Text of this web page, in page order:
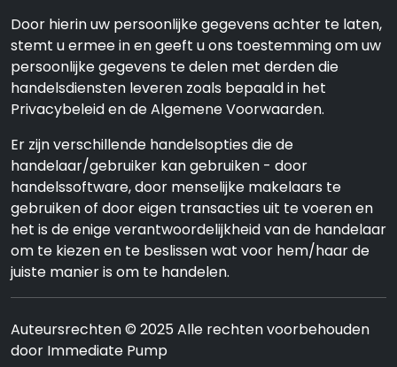
Door hierin uw persoonlijke gegevens achter te laten,
stemt u ermee in en geeft u ons toestemming om uw
persoonlijke gegevens te delen met derden die
handelsdiensten leveren zoals bepaald in het
Privacybeleid en de Algemene Voorwaarden.
Er zijn verschillende handelsopties die de
handelaar/gebruiker kan gebruiken - door
handelssoftware, door menselijke makelaars te
gebruiken of door eigen transacties uit te voeren en
het is de enige verantwoordelijkheid van de handelaar
om te kiezen en te beslissen wat voor hem/haar de
juiste manier is om te handelen.
Auteursrechten © 2025 Alle rechten voorbehouden
door Immediate Pump